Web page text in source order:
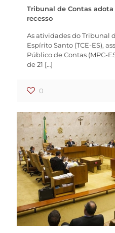
Tribunal de Contas
recesso
As atividades do Tribunal
Espírito Santo (TCE-ES),
Público de Contas (MPC-
de 21 […]
0